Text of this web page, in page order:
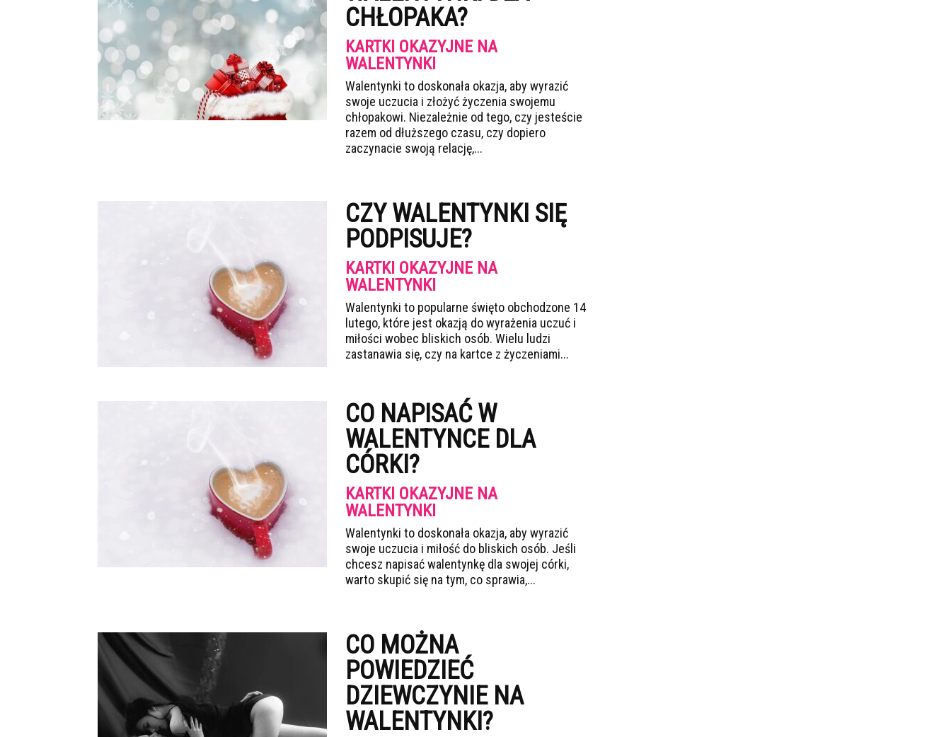
CHŁOPAKA?
KARTKI OKAZYJNE NA
WALENTYNKI
Walentynki to doskonała okazja, aby wyrazić
swoje uczucia i złożyć życzenia swojemu
chłopakowi. Niezależnie od tego, czy jesteście
razem od dłuższego czasu, czy dopiero
zaczynacie swoją relację,...
CZY WALENTYNKI SIĘ
PODPISUJE?
KARTKI OKAZYJNE NA
WALENTYNKI
Walentynki to popularne święto obchodzone 14
lutego, które jest okazją do wyrażenia uczuć i
miłości wobec bliskich osób. Wielu ludzi
zastanawia się, czy na kartce z życzeniami...
CO NAPISAĆ W
WALENTYNCE DLA
CÓRKI?
KARTKI OKAZYJNE NA
WALENTYNKI
Walentynki to doskonała okazja, aby wyrazić
swoje uczucia i miłość do bliskich osób. Jeśli
chcesz napisać walentynkę dla swojej córki,
warto skupić się na tym, co sprawia,...
CO MOŻNA
POWIEDZIEĆ
DZIEWCZYNIE NA
WALENTYNKI?